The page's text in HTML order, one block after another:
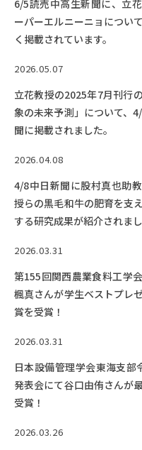
〒514-
保護
6/5読売中高生新聞に、立
ーパーエルニーニョについ
く掲載されています。
2026.05.07
立花教授の2025年7月刊行
象の未来予測」について、
聞に掲載されました。
2026.04.08
4/8中日新聞に股村真也助
授らの黒毛和牛の肥育を支
する研究成果が紹介されまし
2026.03.31
第155回関西農業食料工学
楓真さんが学生ベストプレ
賞を受賞！
2026.03.31
日本設備管理学会東海支部
発表会にて谷口由侑さんが
受賞！
2026.03.26